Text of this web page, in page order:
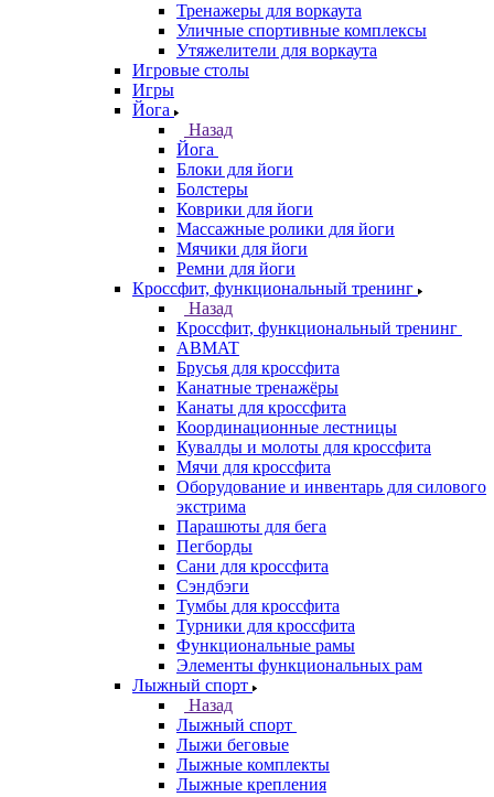
Тренажеры для воркаута
Уличные спортивные комплексы
Утяжелители для воркаута
Игровые столы
Игры
Йога
Назад
Йога
Блоки для йоги
Болстеры
Коврики для йоги
Массажные ролики для йоги
Мячики для йоги
Ремни для йоги
Кроссфит, функциональный тренинг
Назад
Кроссфит, функциональный тренинг
ABMAT
Брусья для кроссфита
Канатные тренажёры
Канаты для кроссфита
Координационные лестницы
Кувалды и молоты для кроссфита
Мячи для кроссфита
Оборудование и инвентарь для силового
экстрима
Парашюты для бега
Пегборды
Сани для кроссфита
Сэндбэги
Тумбы для кроссфита
Турники для кроссфита
Функциональные рамы
Элементы функциональных рам
Лыжный спорт
Назад
Лыжный спорт
Лыжи беговые
Лыжные комплекты
Лыжные крепления